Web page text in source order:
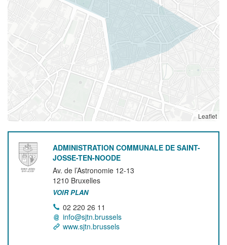
Leaflet
ADMINISTRATION COMMUNALE DE SAINT-
JOSSE-TEN-NOODE
Av. de l’Astronomie 12-13
1210 Bruxelles
VOIR PLAN
02 220 26 11
info@sjtn.brussels
www.sjtn.brussels